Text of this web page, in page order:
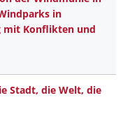
in
mit Konflikten und
Stadt, die Welt, die